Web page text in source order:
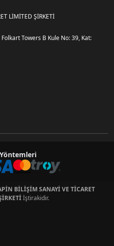
LİMİTED ŞİRKETİ
Towers B Kule No: 39, Kat:
BİLİŞİM SANAYİ VE TİCARET
İştirakidir.